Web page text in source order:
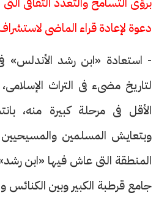
دعوة لإعادة قراء الماضى
- استعادة «ابن رشد الأندلس»
لتاريخ مضىء فى التراث
الأقل فى مرحلة كبيرة منه،
وبتعايش المسلمين والمسيحيين
المنطقة التى عاش فيها «ابن
جامع قرطبة الكبير وبين الكنائس